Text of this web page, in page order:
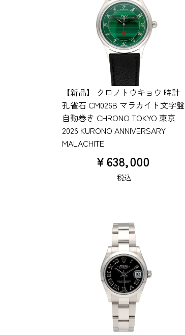
【新品】 クロノトウキョウ 時計
孔雀石 CM026B マラカイト文字盤
自動巻き CHRONO TOKYO 東京
2026 KURONO ANNIVERSARY
MALACHITE
¥638,000
税込